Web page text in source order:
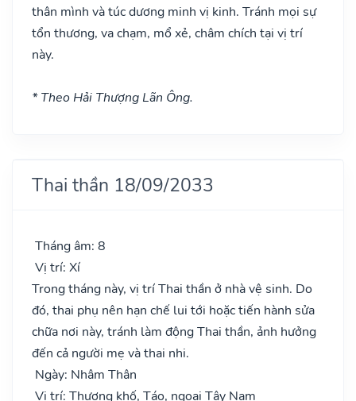
thân mình và túc dương minh vị kinh. Tránh mọi sự
tổn thương, va chạm, mổ xẻ, châm chích tại vị trí
này.
* Theo Hải Thượng Lãn Ông.
Thai thần 18/09/2033
Tháng âm: 8
Vị trí: Xí
Trong tháng này, vị trí Thai thần ở nhà vệ sinh. Do
đó, thai phụ nên hạn chế lui tới hoặc tiến hành sửa
chữa nơi này, tránh làm động Thai thần, ảnh hưởng
đến cả người mẹ và thai nhi.
Ngày: Nhâm Thân
Vị trí: Thương khố, Táo, ngoại Tây Nam